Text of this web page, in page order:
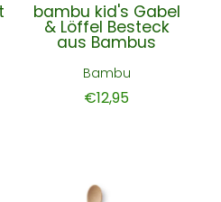
bambu kid's Gabel
& Löffel Besteck
aus Bambus
Bambu
€12,95